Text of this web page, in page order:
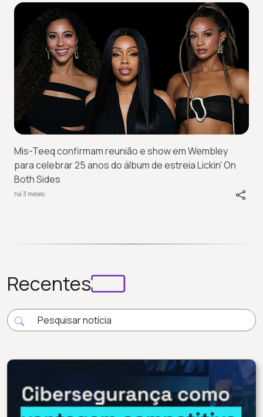
Mis-Teeq confirmam reunião e show em Wembley
para celebrar 25 anos do álbum de estreia Lickin' On
Both Sides
há 3 meses
Recentes